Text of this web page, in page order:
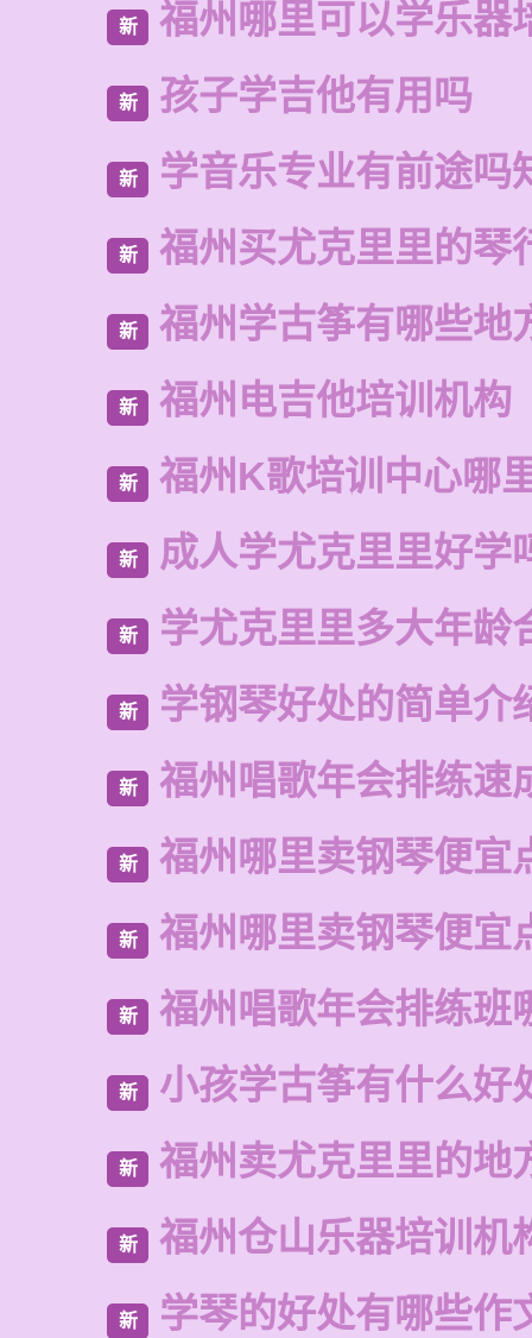
新 福州哪里可以学乐器
新 孩子学吉他有用吗
新 学音乐专业有前途吗
新 福州买尤克里里的琴
新 福州学古筝有哪些地
新 福州电吉他培训机构
新 福州K歌培训中心哪
新 成人学尤克里里好学
新 学尤克里里多大年龄
新 学钢琴好处的简单介
新 福州唱歌年会排练速
新 福州哪里卖钢琴便宜
新 福州哪里卖钢琴便宜
新 福州唱歌年会排练班
新 小孩学古筝有什么好
新 福州卖尤克里里的地
新 福州仓山乐器培训机
新 学琴的好处有哪些作